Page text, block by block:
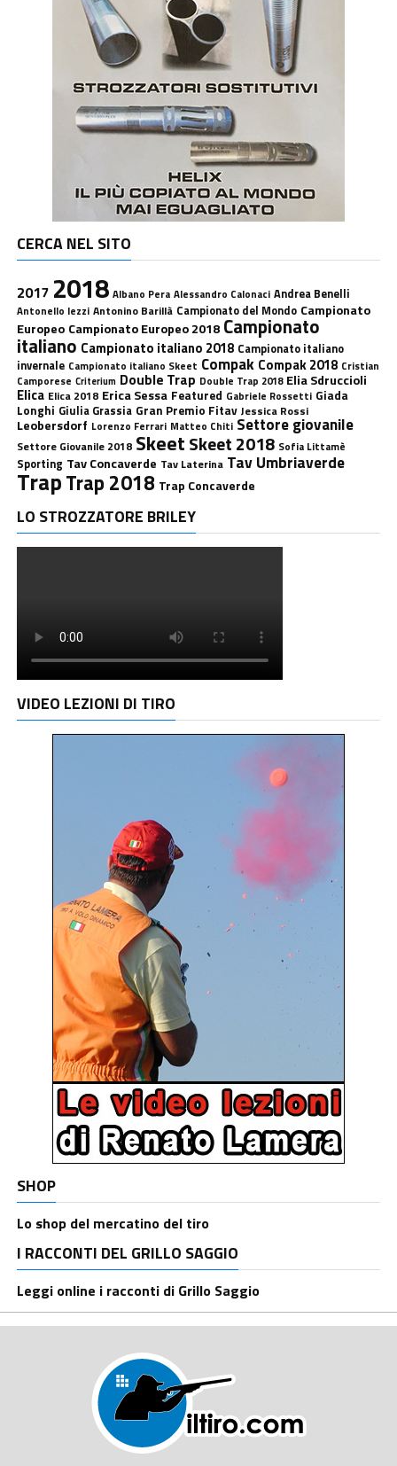
CERCA NEL SITO
2017 2018 Albano Pera Alessandro Calonaci Andrea Benelli
Antonello Iezzi Antonino Barillà Campionato del Mondo Campionato
Europeo Campionato Europeo 2018 Campionato
italiano Campionato italiano 2018 Campionato italiano
invernale Campionato italiano Skeet Compak Compak 2018 Cristian
Camporese Criterium Double Trap Double Trap 2018 Elia Sdruccioli
Elica Elica 2018 Erica Sessa Featured Gabriele Rossetti Giada
Longhi Giulia Grassia Gran Premio Fitav Jessica Rossi
Leobersdorf Lorenzo Ferrari Matteo Chiti Settore giovanile
Settore Giovanile 2018 SkeetSkeet 2018 Sofia Littamè
Sporting Tav Concaverde Tav Laterina Tav Umbriaverde
TrapTrap 2018 Trap Concaverde
LO STROZZATORE BRILEY
VIDEO LEZIONI DI TIRO
SHOP
Lo shop del mercatino del tiro
I RACCONTI DEL GRILLO SAGGIO
Leggi online i racconti di Grillo Saggio